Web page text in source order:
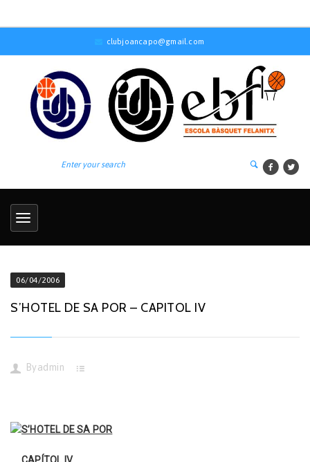
clubjoancapo@gmail.com
06/04/2006
S’HOTEL DE SA POR – CAPITOL IV
Byadmin
S’HOTEL DE SA POR